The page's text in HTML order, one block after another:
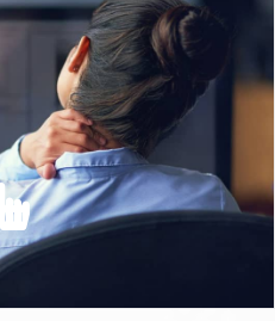
ergonomiques sur
de travail
PLUS